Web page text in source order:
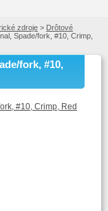
zdroje > Drôtové
Spade/fork, #10, Crimp,
fork, #10,